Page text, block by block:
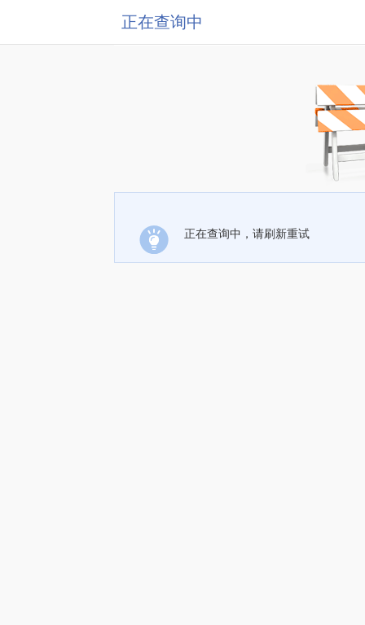
正在查询中
正在查询中，请刷新重试